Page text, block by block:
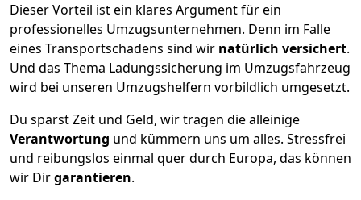
Dieser Vorteil ist ein klares Argument für ein
professionelles Umzugsunternehmen. Denn im Falle
eines Transportschadens sind wir natürlich versichert.
Und das Thema Ladungssicherung im Umzugsfahrzeug
wird bei unseren Umzugshelfern vorbildlich umgesetzt.
Du sparst Zeit und Geld, wir tragen die alleinige
Verantwortung und kümmern uns um alles. Stressfrei
und reibungslos einmal quer durch Europa, das können
wir Dirgarantieren.